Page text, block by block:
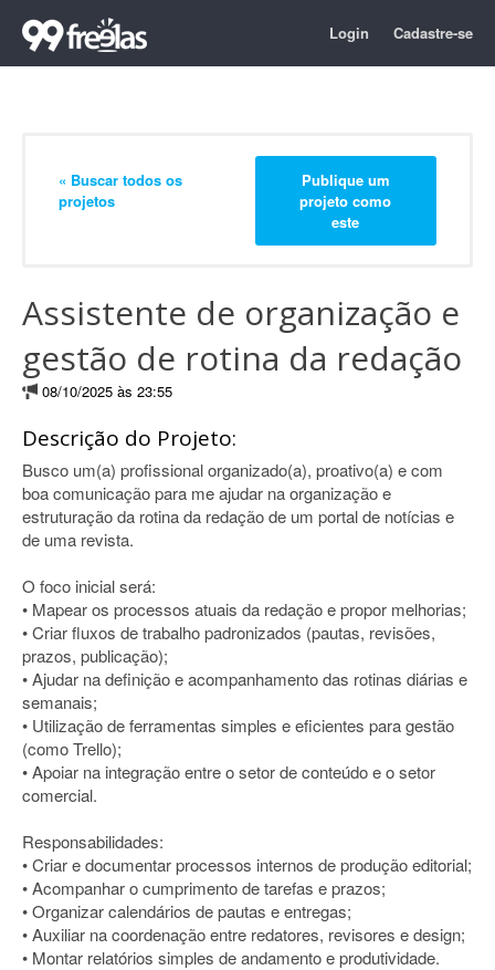
Login Cadastre-se
« Buscar todos os
projetos
Publique um
projeto como
este
Assistente de organização e
gestão de rotina da redação
08/10/2025 às 23:55
Descrição do Projeto:
Busco um(a) profissional organizado(a), proativo(a) e com
boa comunicação para me ajudar na organização e
estruturação da rotina da redação de um portal de notícias e
de uma revista.
O foco inicial será:
• Mapear os processos atuais da redação e propor melhorias;
• Criar fluxos de trabalho padronizados (pautas, revisões,
prazos, publicação);
• Ajudar na definição e acompanhamento das rotinas diárias e
semanais;
• Utilização de ferramentas simples e eficientes para gestão
(como Trello);
• Apoiar na integração entre o setor de conteúdo e o setor
comercial.
Responsabilidades:
• Criar e documentar processos internos de produção editorial;
• Acompanhar o cumprimento de tarefas e prazos;
• Organizar calendários de pautas e entregas;
• Auxiliar na coordenação entre redatores, revisores e design;
• Montar relatórios simples de andamento e produtividade.